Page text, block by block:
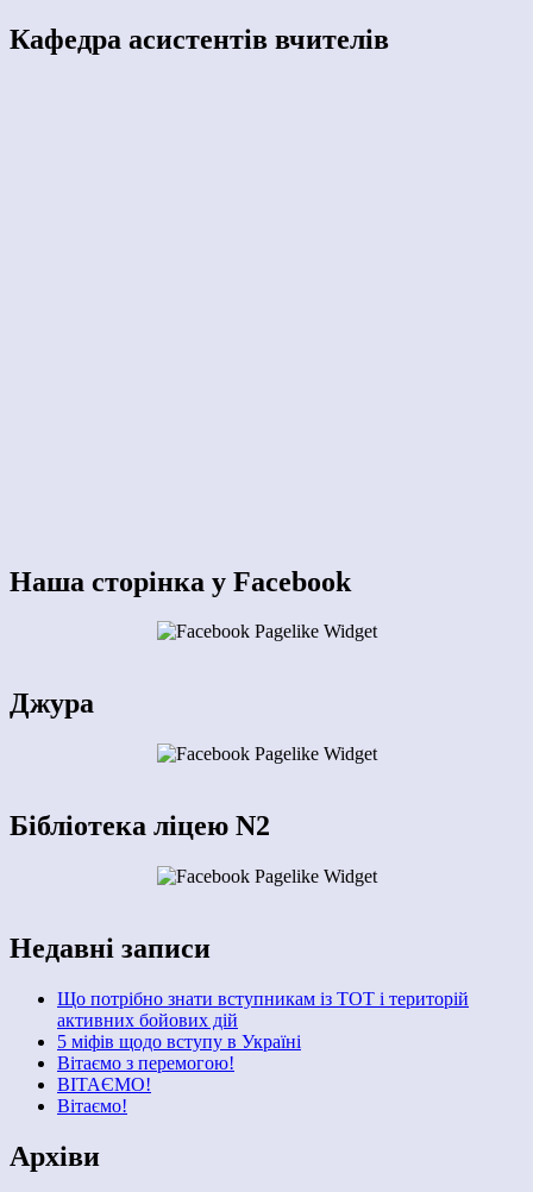
Кафедра асистентів вчителів
Наша сторінка у Facebook
Джура
Бібліотека ліцею N2
Недавні записи
Що потрібно знати вступникам із ТОТ і територій
активних бойових дій
5 міфів щодо вступу в Україні
Вітаємо з перемогою!
ВІТАЄМО!
Вітаємо!
Архіви